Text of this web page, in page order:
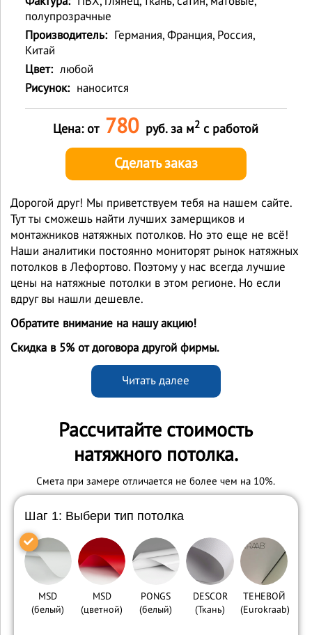
полупрозрачные
Производитель: Германия, Франция, Россия,
Китай
Цвет: любой
Рисунок: наносится
Цена: от 780 руб. за м2 с работой
Сделать заказ
Дорогой друг! Мы приветствуем тебя на нашем сайте.
Тут ты сможешь найти лучших замерщиков и
монтажников натяжных потолков. Но это еще не всё!
Наши аналитики постоянно мониторят рынок натяжных
потолков в Лефортово. Поэтому у нас всегда лучшие
цены на натяжные потолки в этом регионе. Но если
вдруг вы нашли дешевле.
Обратите внимание на нашу акцию!
Скидка в 5% от договора другой фирмы.
Читать далее
Рассчитайте стоимость
натяжного потолка.
Cмета при замере отличается не более чем на 10%.
Шаг 1: Выбери тип потолка
MSD
(белый)
MSD
(цветной)
PONGS
(белый)
DESCOR
(Ткань)
ТЕНЕВОЙ
(Eurokraab)